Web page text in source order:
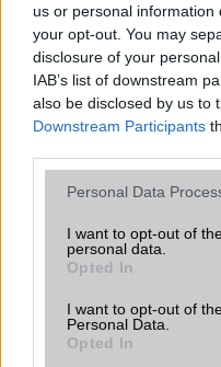
us or personal
your opt-out. You may
disclosure of your
IAB’s list of downstream
also be disclosed by us to
Downstream Participants
Please note that this
not limited to your visit or
grant or deny consent to
use your data for below
consent section.
Personal Data
I want to opt-out of
personal data.
Opted In
I want to opt-out of
Personal Data.
Opted In
Flash/Ujjlenyomat olvasó
SNS integráció
Organizer
T9 szótár
Office alkalmazások
Extrák
Vibra jelzés